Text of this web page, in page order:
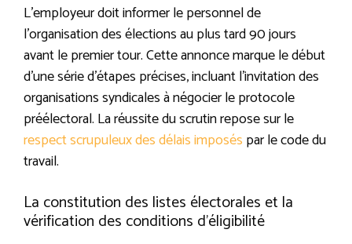
L’employeur doit informer le personnel de
l’organisation des élections au plus tard 90 jours
avant le premier tour. Cette annonce marque le début
d’une série d’étapes précises, incluant l’invitation des
organisations syndicales à négocier le protocole
préélectoral. La réussite du scrutin repose sur le
respect scrupuleux des délais imposés par le code du
travail.
La constitution des listes électorales et la
vérification des conditions d’éligibilité